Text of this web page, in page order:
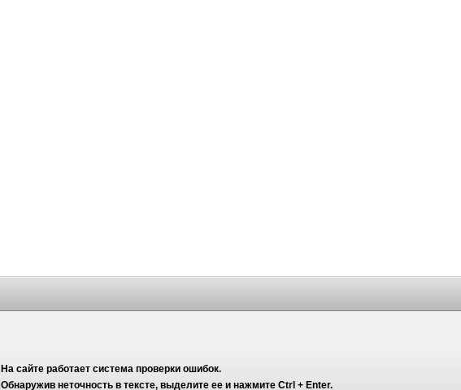
На сайте работает система проверки ошибок.
Обнаружив неточность в тексте, выделите ее и нажмите Ctrl + Enter.